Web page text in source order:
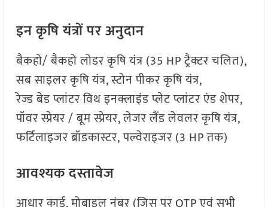
इन कृषि यंत्रों पर अनुदान
बैकहो/ बैकहो लोडर कृषि यंत्र (35 HP ट्रैक्टर चलित),
सब साइलर कृषि यंत्र, स्टोन पीकर कृषि यंत्र,
रेज्ड बेड प्लांटर विथ इनक्लाइंड प्लेट प्लांटर एंड शेपर,
पॉवर स्प्रेयर / बूम स्प्रेयर, लेजर लैंड लेवलर कृषि यंत्र,
फर्टिलाइजर ब्रॉडकास्टर, पल्वेराइजर (3 HP तक)
आवश्यक दस्तावेज